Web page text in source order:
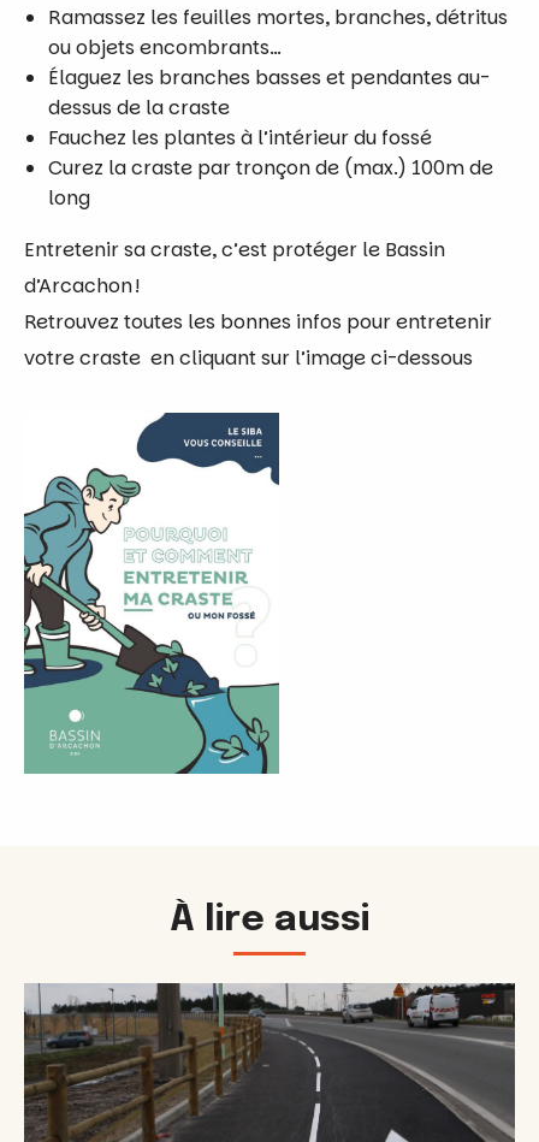
Ramassez les feuilles mortes, branches, détritus
ou objets encombrants…
Élaguez les branches basses et pendantes au-
dessus de lacraste
Fauchez les plantes à l’intérieur du fossé
Curez la craste par tronçon de (max.) 100m de
long
Entretenir sa craste, c’est protéger le Bassin
d’Arcachon !
Retrouvez toutes les bonnes infos pour entretenir
votre craste en cliquant sur l’image ci-dessous
À lire aussi